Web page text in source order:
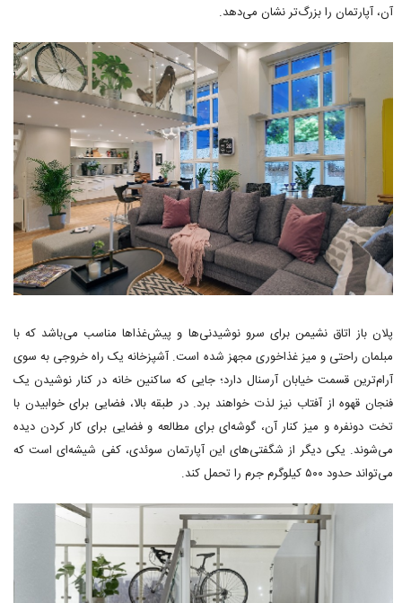
آن، آپارتمان را بزرگ‌تر نشان می‌دهد.
پلان باز اتاق نشیمن برای سرو نوشیدنی‌ها و پیش‌غذاها مناسب می‌باشد که با
مبلمان راحتی و میز غذاخوری مجهز شده است. آشپزخانه یک راه خروجی به سوی
آرام‌ترین قسمت خیابان آرسنال دارد؛ جایی که ساکنین خانه در کنار نوشیدن یک
فنجان قهوه از آفتاب نیز لذت خواهند برد. در طبقه بالا، فضایی برای خوابیدن با
تخت دونفره و میز کنار آن، گوشه‌ای برای مطالعه و فضایی برای کار کردن دیده
می‌شوند. یکی دیگر از شگفتی‌های این آپارتمان سوئدی، کفی شیشه‌ای است که
می‌تواند حدود ۵۰۰ کیلوگرم جرم را تحمل کند.